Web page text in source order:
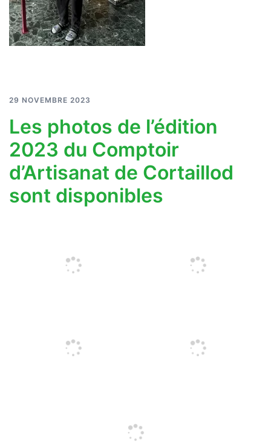
29 NOVEMBRE 2023
Les photos de l’édition
2023 du Comptoir
d’Artisanat de Cortaillod
sont disponibles